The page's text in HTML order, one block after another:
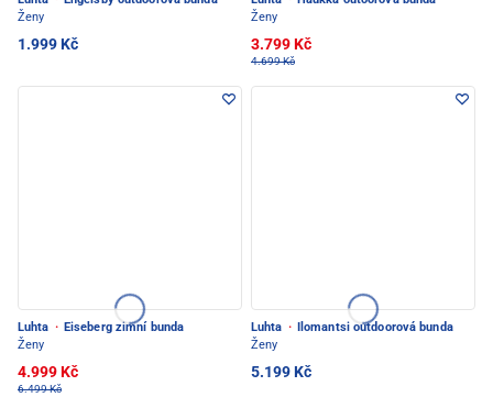
Ženy
1.999 Kč
Ženy
3.799 Kč
4.699 Kč
Luhta · Eiseberg zimní bunda
Ženy
4.999 Kč
6.499 Kč
Luhta ·
Ilomantsi outdoorová bunda
Ženy
5.199 Kč